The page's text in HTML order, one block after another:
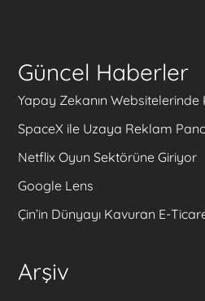
Güncel Haberler
Yapay Zekanın Websitelerinde
SpaceX ile Uzaya Reklam
Netflix Oyun Sektörüne Giriyor
Google Lens
Çin’in Dünyayı Kavuran E-
Arşiv